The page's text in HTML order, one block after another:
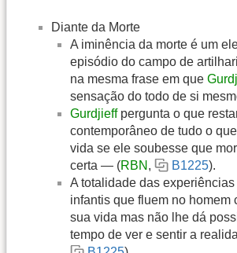
Diante da Morte
A iminência da morte é um
episódio do campo de
na mesma frase em que
sensação do todo de si
Gurdjieffpergunta o que
contemporâneo de tudo o
vida se ele soubesse que
certa — (RBN , B1225).
A totalidade das
infantis que fluem no homem
sua vida mas não lhe dá
tempo de ver e sentir a